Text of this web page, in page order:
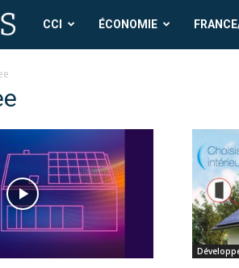
CCICCI ÉCONOMIE